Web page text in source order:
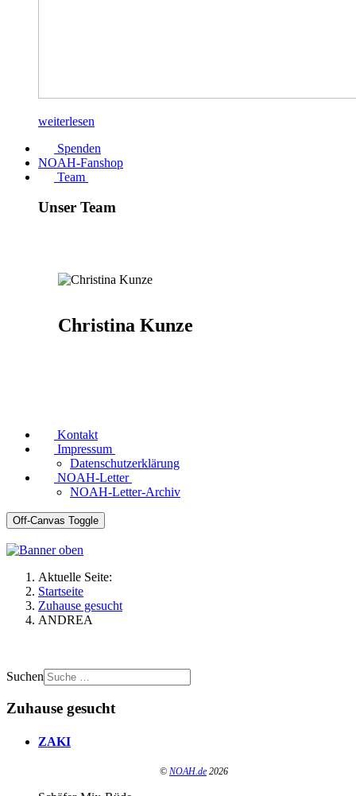
weiterlesen
Spenden
NOAH-Fanshop
Team
Unser Team
Christina Kunze
Kontakt
Impressum
Datenschutzerklärung
NOAH-Letter
NOAH-Letter-Archiv
Off-Canvas Toggle
Aktuelle Seite:
Startseite
Zuhause gesucht
ANDREA
Suchen
Zuhause gesucht
ZAKI
© NOAH.de 2026